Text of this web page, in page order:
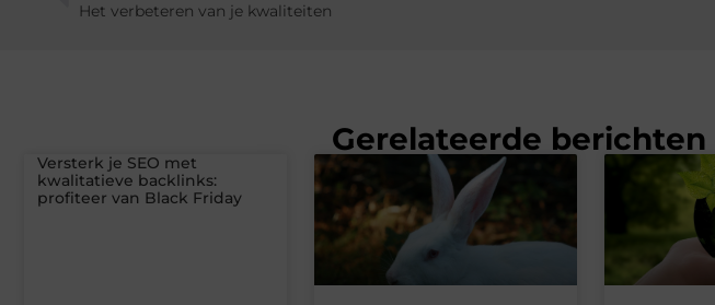
Het verbeteren van je kwaliteiten
Gerelateerde berichten
Versterk je SEO met
kwalitatieve backlinks:
profiteer van Black Friday